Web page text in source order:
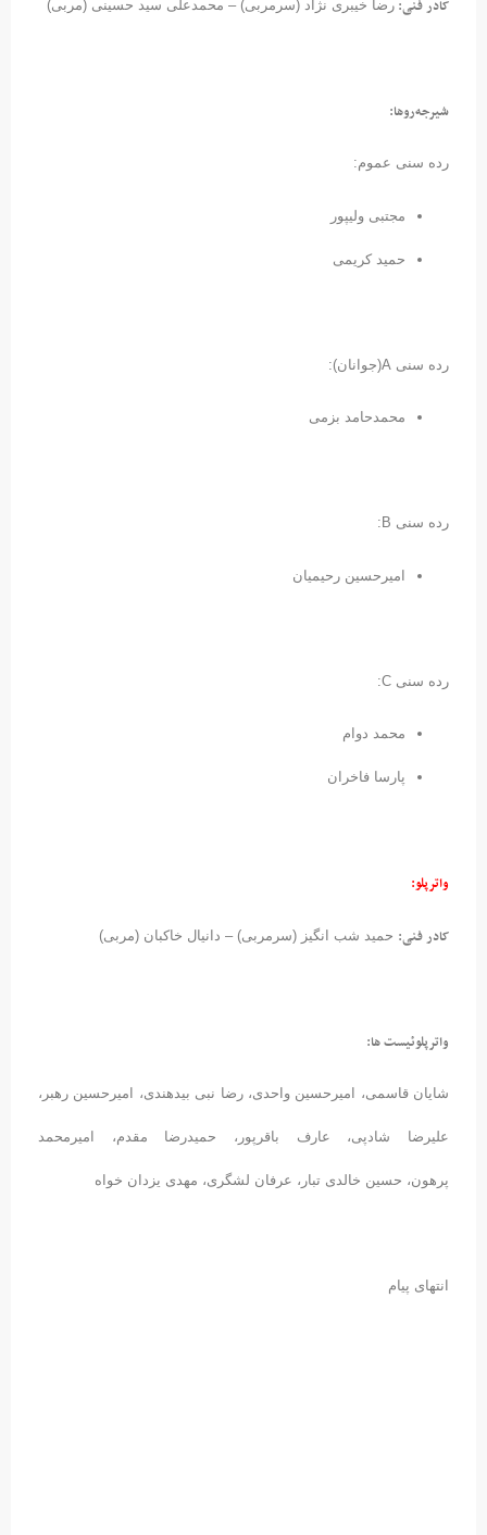
کادر فنی:رضا خیبری نژاد (سرمربی) – محمدعلی سید حسینی (مربی)
شیرجه‌روها:
رده سنی عموم:
مجتبی ولیپور
حمید کریمی
رده سنی A(جوانان):
محمدحامد بزمی
رده سنی B:
امیرحسین رحیمیان
رده سنی C:
محمد دوام
پارسا فاخران
واترپلو:
کادر فنی:حمید شب انگیز (سرمربی) – دانیال خاکبان (مربی)
واترپلوئیست ها:
شایان قاسمی، امیرحسین واحدی، رضا نبی بیدهندی، امیرحسین رهبر،
علیرضا شادپی، عارف باقرپور، حمیدرضا مقدم، امیرمحمد
پرهون، حسین خالدی تبار، عرفان لشگری، مهدی یزدان خواه
انتهای پیام